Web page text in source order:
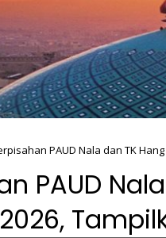
PAUD Nala dan TK
PAUD